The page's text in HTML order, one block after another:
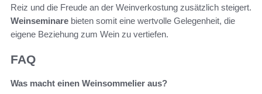
Reiz und die Freude an der Weinverkostung zusätzlich steigert.
Weinseminare bieten somit eine wertvolle Gelegenheit, die
eigene Beziehung zum Wein zu vertiefen.
FAQ
Was macht einen Weinsommelier aus?